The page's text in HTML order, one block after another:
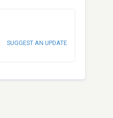
SUGGEST AN UPDATE